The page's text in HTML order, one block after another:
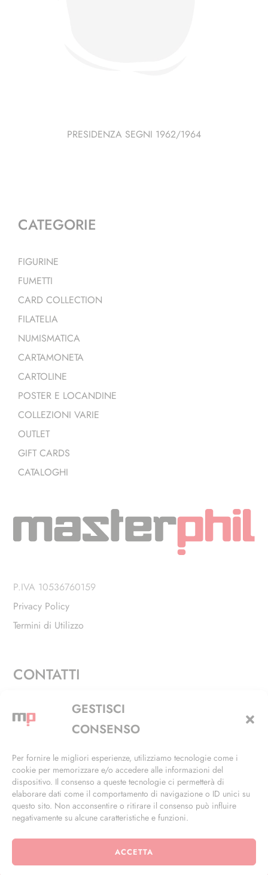
GESTISCI
CONSENSO
Per fornire le migliori esperienze, utilizziamo tecnologie come i
cookie per memorizzare e/o accedere alle informazioni del
dispositivo. Il consenso a queste tecnologie ci permetterà di
elaborare dati come il comportamento di navigazione o ID unici su
questo sito. Non acconsentire o ritirare il consenso può influire
negativamente su alcune caratteristiche e funzioni.
ACCETTA
PRESIDENZA SEGNI 1962/1964
CATEGORIE
FIGURINE
FUMETTI
CARD COLLECTION
FILATELIA
NUMISMATICA
CARTAMONETA
CARTOLINE
POSTER E LOCANDINE
COLLEZIONI VARIE
OUTLET
GIFT CARDS
CATALOGHI
P.IVA 10536760159
Privacy Policy
Termini di Utilizzo
CONTATTI
Via Alfieri, 27 - Trezzano Sul Naviglio (MI)
+39 02 4846 3155
info@masterphil.it